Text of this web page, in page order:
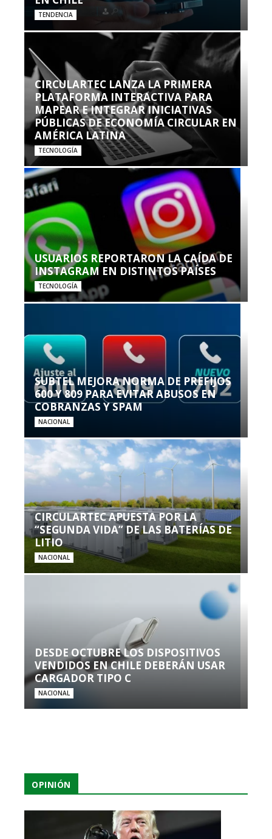
TENDENCIA
CIRCULARTEC LANZA LA PRIMERA
PLATAFORMA INTERACTIVA PARA
MAPEAR E INTEGRAR INICIATIVAS
PÚBLICAS DE ECONOMÍA CIRCULAR EN
AMÉRICA LATINA
TECNOLOGÍA
USUARIOS REPORTARON LA CAÍDA DE
INSTAGRAM EN DISTINTOS PAÍSES
TECNOLOGÍA
SUBTEL MEJORA NORMA DE PREFIJOS
600 Y 809 PARA EVITAR ABUSOS EN
COBRANZAS Y SPAM
NACIONAL
CIRCULARTEC APUESTA POR LA
“SEGUNDA VIDA” DE LAS BATERÍAS DE
LITIO
NACIONAL
DESDE OCTUBRE LOS DISPOSITIVOS
VENDIDOS EN CHILE DEBERÁN USAR
CARGADOR TIPO C
NACIONAL
OPINIÓN